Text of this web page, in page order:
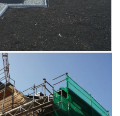
depuis notre existence. Alliance
le meilleur prestataire dans le
son savoir-faire est le
acharné des gérants
ainsi que des artisans.
des plus performants et à la
consultez les images sur
.